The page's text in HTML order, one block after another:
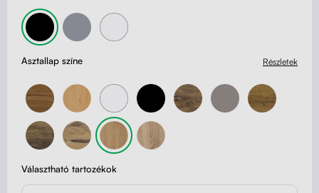
Asztallap színe Részletek
Választható tartozékok